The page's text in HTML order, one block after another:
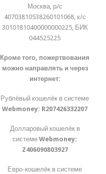
Москва, р/с
40703810538260101068, к/с
30101810400000000225, БИК
044525225
Кроме того, пожертвования
можно направлять и через
интернет:
Рублёвый кошелёк в системе
Webmoney: R207426332207
Долларовый кошелёк в
системеWebmoney:
Z406090803927
Евро-кошелёк в системе